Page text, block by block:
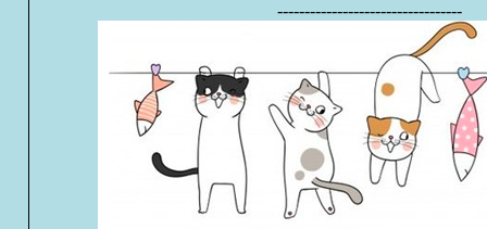
----------------------------------